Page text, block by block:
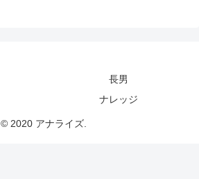
長男
ナレッジ
© 2020 アナライズ.